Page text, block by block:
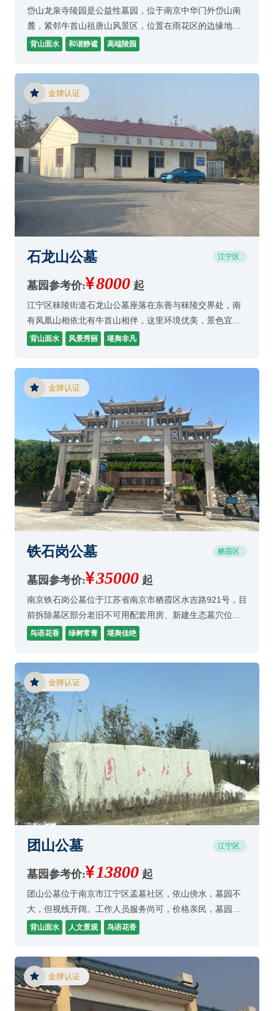
岱山龙泉寺陵园是公益性墓园，位于南京中华门外岱山南
麓，紧邻牛首山祖唐山风景区，位置在雨花区的边缘地
带。
背山面水 和谐静谧 高端陵园
金牌认证
石龙山公墓 江宁区
墓园参考价: 8000 起
江宁区秣陵街道石龙山公墓座落在东善与秣陵交界处，南
有凤凰山相依北有牛首山相伴，这里环境优美，景色宜
人，园区干净整洁深受老百性的选择和点赞。
背山面水 风景秀丽 堪舆非凡
金牌认证
铁石岗公墓 栖霞区
墓园参考价: 35000 起
南京铁石岗公墓位于江苏省南京市栖霞区水吉路921号，目
前拆除墓区部分老旧不可用配套用房、新建生态墓穴位及
绿化；
鸟语花香 绿树常青 堪舆佳绝
金牌认证
团山公墓 江宁区
墓园参考价: 13800 起
团山公墓位于南京市江宁区孟墓社区，依山傍水，墓园不
大，但视线开阔。工作人员服务尚可，价格亲民，墓园依
山傍水，堪舆尚可。 墓穴整体价格亲民，管理、环境、堪
背山面水 人文景观 鸟语花香
金牌认证